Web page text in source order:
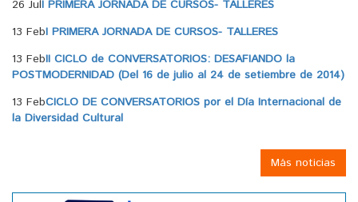
26 JulI PRIMERA JORNADA DE CURSOS- TALLERES
13 FebI PRIMERA JORNADA DE CURSOS- TALLERES
13 FebII CICLO de CONVERSATORIOS: DESAFIANDO la
POSTMODERNIDAD (Del 16 de julio al 24 de setiembre de 2014)
13 FebCICLO DE CONVERSATORIOS por el Día Internacional de
la Diversidad Cultural
Más noticias